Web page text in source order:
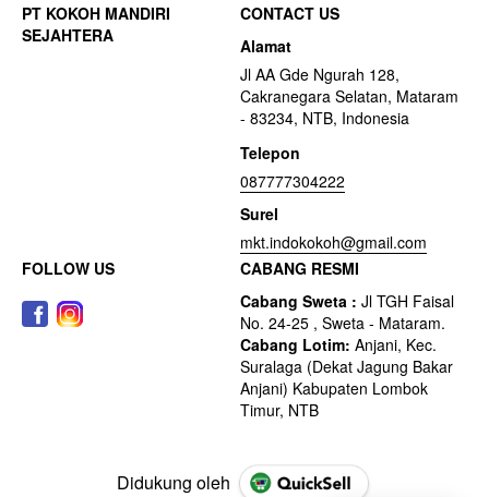
CONTACT US
Alamat
Jl AA Gde Ngurah 128,
Cakranegara Selatan, Mataram
- 83234, NTB, Indonesia
Telepon
087777304222
Surel
mkt.indokokoh@gmail.com
FOLLOW US
CABANG RESMI
Didukung oleh